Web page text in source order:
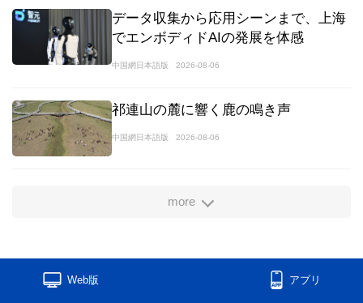
データ収集から応用シーンまで、上海
でエンボディドAIの発展を体感
中国網日本語版 2026-08-06
祁連山の麓に響く鹿の鳴き声
中国網日本語版 2026-08-06
more
Web版 アプリ